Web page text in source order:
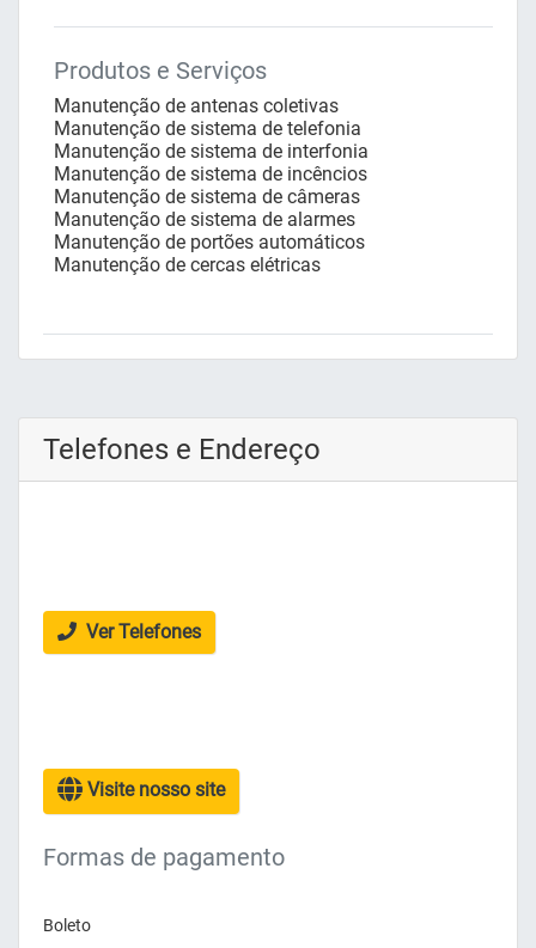
Produtos e Serviços
Manutenção de antenas coletivas
Manutenção de sistema de telefonia
Manutenção de sistema de interfonia
Manutenção de sistema de incêncios
Manutenção de sistema de câmeras
Manutenção de sistema de alarmes
Manutenção de portões automáticos
Manutenção de cercas elétricas
Telefones e Endereço
Ver Telefones
Visite nosso site
Formas de pagamento
Boleto